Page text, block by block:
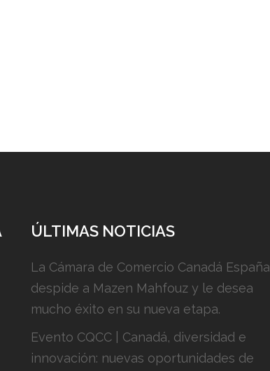
ÚLTIMAS NOTICIAS
La Cámara de Comercio Canadá España
despide a Mazen Mahfouz y le desea
mucho éxito en su nueva etapa.
Evento CQCC | Canadá, diversidad e
innovación: nuevas oportunidades de